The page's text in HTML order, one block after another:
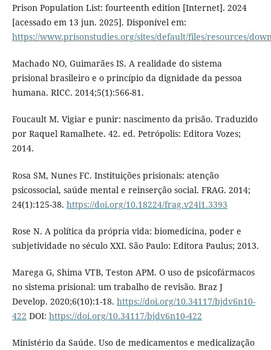
Prison Population List: fourteenth edition [Internet]. 2024
[acessado em 13 jun. 2025]. Disponível em:
https://www.prisonstudies.org/sites/default/files/resources/
Machado NO, Guimarães IS. A realidade do sistema
prisional brasileiro e o princípio da dignidade da pessoa
humana. RICC. 2014;5(1):566-81.
Foucault M. Vigiar e punir: nascimento da prisão. Traduzido
por Raquel Ramalhete. 42. ed. Petrópolis: Editora Vozes;
2014.
Rosa SM, Nunes FC. Instituições prisionais: atenção
psicossocial, saúde mental e reinserção social. FRAG. 2014;
24(1):125-38. https://doi.org/10.18224/frag.v24i1.3393
Rose N. A política da própria vida: biomedicina, poder e
subjetividade no século XXI. São Paulo: Editora Paulus; 2013.
Marega G, Shima VTB, Teston APM. O uso de psicofármacos
no sistema prisional: um trabalho de revisão. Braz J
Develop. 2020;6(10):1-18. https://doi.org/10.34117/bjdv6n10-
422 DOI: https://doi.org/10.34117/bjdv6n10-422
Ministério da Saúde. Uso de medicamentos e medicalização